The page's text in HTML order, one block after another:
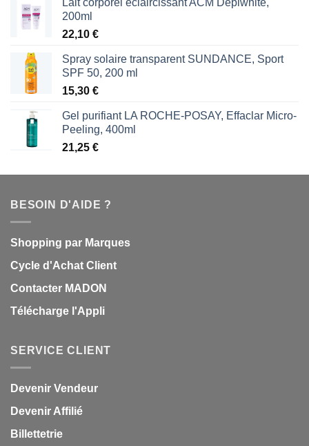
Lait corporel éclaircissant ACM Dépiwhite,
200ml
22,10 €
Spray solaire transparent SUNDANCE, Sport
SPF 50, 200 ml
15,30 €
Gel purifiant LA ROCHE-POSAY, Effaclar Micro-
Peeling, 400ml
21,25 €
BESOIN D'AIDE ?
Shopping par Marques
Cycle d'Achat Client
Contacter MADON
Télécharge l'Appli
SERVICE CLIENT
Devenir Vendeur
Devenir Affilié
Billettetrie